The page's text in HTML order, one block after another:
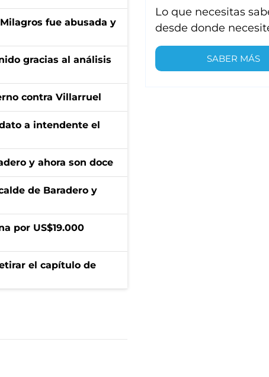
fue abusada y
gracias al análisis
contra Villarruel
a intendente el
y ahora son doce
de Baradero y
por US$19.000
el capítulo de
Lo que necesitas
desde donde
SABER MÁS